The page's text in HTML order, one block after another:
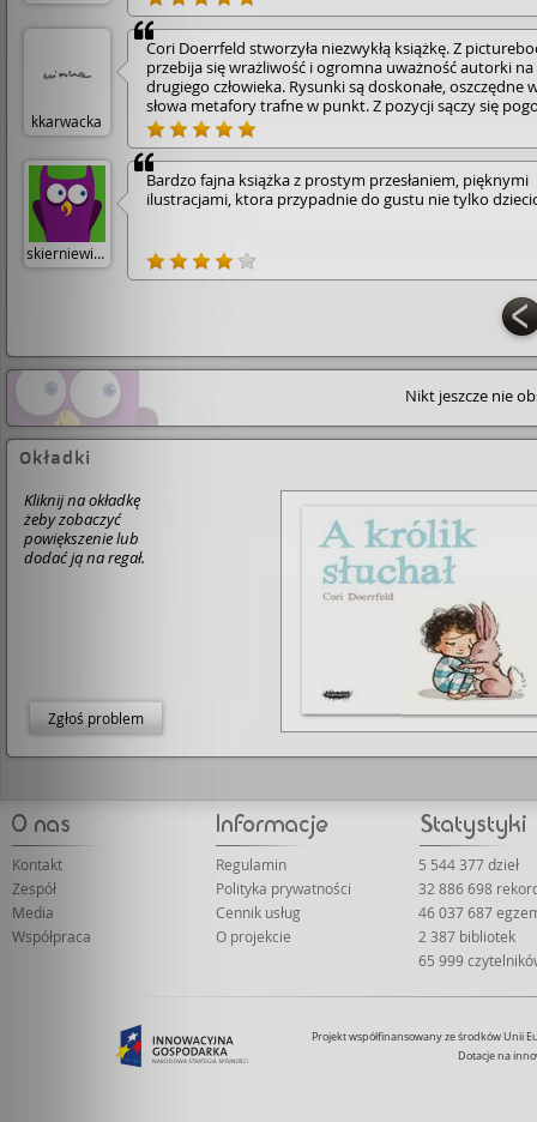
kkarwacka
Cori Doerrfeld stworzyła niezwykłą książkę. Z
przebija się wrażliwość i ogromna uważność autorki na
drugiego człowieka. Rysunki są doskonałe, oszczędne
słowa metafory trafne w punkt. Z pozycji sączy się
promienne piękno. • Książka jest nieopisanie cenną
wskazówką dla wszystkich dorosłych, nie tylko
rodziców i innych towarzyszy dziecka. Przypomina o
co podskórnie czujemy, gdy potrzebujemy wsparcia, a
czym zdajemy się nie wiedzieć, gdy wsparcia potrzeba
najwłaściwszą: po prostu być. Być i wysłuchać.
skierniewice
Bardzo fajna książka z prostym przesłaniem, pięknymi
ilustracjami, ktora przypadnie do gustu nie tylko
Nikt jeszcze nie
Okładki
Kliknij na okładkę
żeby zobaczyć
powiększenie lub
dodać ją na regał.
Zgłoś problem
Kontakt
Zespół
Media
Współpraca
Regulamin
Polityka prywatności
Cennik usług
O projekcie
5 544 377 dzieł
32 886 698
46 037 687
2 387 bibliotek
65 999
Projekt współfinansowany ze środków Unii
Dotacje na